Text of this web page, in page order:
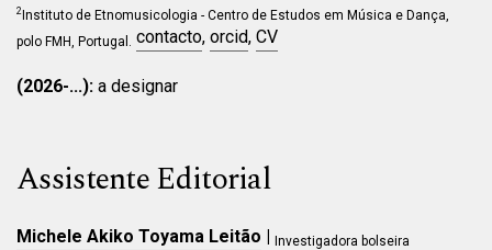
2Instituto de Etnomusicologia - Centro de Estudos em Música e Dança,
polo FMH, Portugal. contacto, orcid, CV
(2026-...): a designar
Assistente Editorial
Michele Akiko Toyama Leitão | Investigadora bolseira